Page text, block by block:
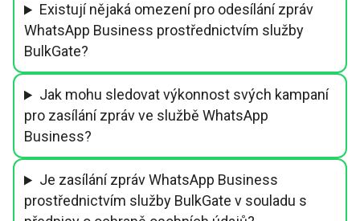
Existují nějaká omezení pro odesílání zpráv
WhatsApp Business prostřednictvím služby
BulkGate?
Jak mohu sledovat výkonnost svých kampaní
pro zasílání zpráv ve službě WhatsApp
Business?
Je zasílání zpráv WhatsApp Business
prostřednictvím služby BulkGate v souladu s